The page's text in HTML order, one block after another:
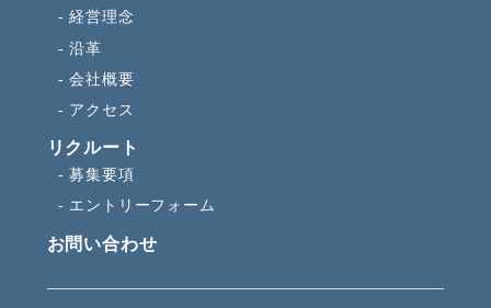
経営理念
沿革
会社概要
アクセス
リクルート
募集要項
エントリーフォーム
お問い合わせ